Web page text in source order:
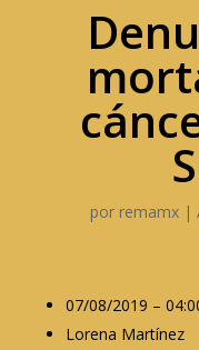
por remamx|
07/08/2019 –
Lorena Martínez